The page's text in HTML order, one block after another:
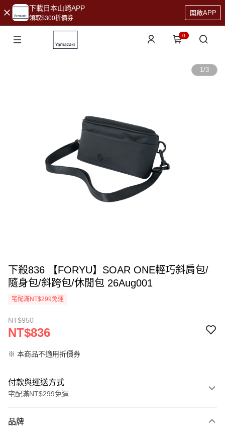
下載日本山崎APP
領取$300折價券
開啟APP
0
1/3
下殺836 【FORYU】SOAR ONE輕巧斜肩包/
隨身包/斜跨包/休閒包 26Aug001
宅配滿NT$299免運
NT$950
NT$836
※ 本商品不適用折價券
付款與運送方式
宅配滿NT$299免運
信用卡一次付款
品牌